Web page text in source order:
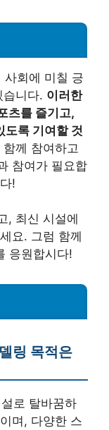
사회에 미칠 긍
니다. 이러한
츠를 즐기고,
도록 기여할 것
께 참여하고
참여가 필요합
!
, 최신 시설에
요. 그럼 함께
응원합시다!
링 목적은
로 탈바꿈하
며, 다양한 스